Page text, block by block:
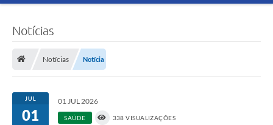
A História
Notícias
Notícias
Notícias Notícia
JUL
01
01 JUL 2026
SAÚDE 338 VISUALIZAÇÕES